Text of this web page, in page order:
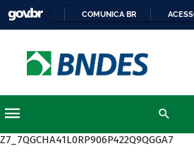
COMUNICA BR
Z7_7QGCHA41L0RP906P422Q9QGGA7